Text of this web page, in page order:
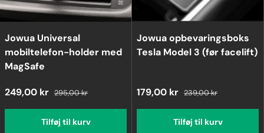
Jowua Universal
mobiltelefon-holder med
MagSafe
249,00 kr 295,00 kr
Tilføj til kurv
Jowua opbevaringsboks
Tesla Model 3 (før facelift)
179,00 kr 239,00 kr
Tilføj til kurv